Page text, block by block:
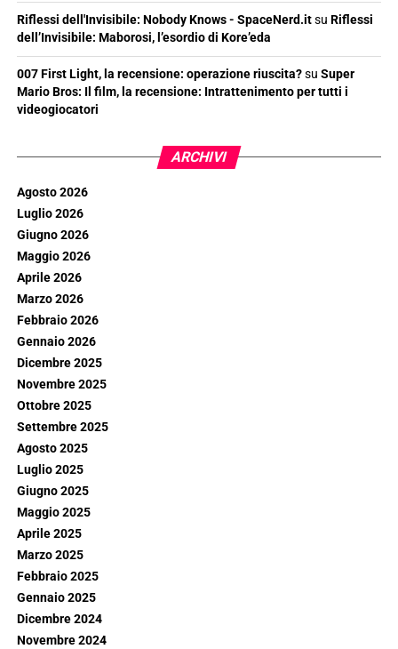
Riflessi dell'Invisibile: Nobody Knows - SpaceNerd.itsu Riflessi
dell’Invisibile: Maborosi, l’esordio di Kore’eda
007 First Light, la recensione: operazione riuscita?su Super
Mario Bros: Il film, la recensione: Intrattenimento per tutti i
videogiocatori
ARCHIVI
Agosto 2026
Luglio 2026
Giugno 2026
Maggio 2026
Aprile 2026
Marzo 2026
Febbraio 2026
Gennaio 2026
Dicembre 2025
Novembre 2025
Ottobre 2025
Settembre 2025
Agosto 2025
Luglio 2025
Giugno 2025
Maggio 2025
Aprile 2025
Marzo 2025
Febbraio 2025
Gennaio 2025
Dicembre 2024
Novembre 2024